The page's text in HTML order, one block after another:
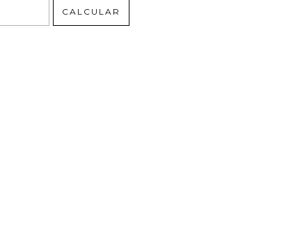
CALCULAR